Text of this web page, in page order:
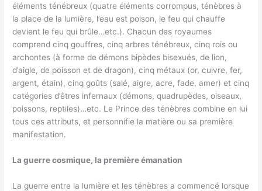
éléments ténébreux (quatre éléments corrompus, ténèbres à
la place de la lumière, l’eau est poison, le feu qui chauffe
devient le feu qui brûle…etc.). Chacun des royaumes
comprend cinq gouffres, cinq arbres ténébreux, cinq rois ou
archontes (à forme de démons bipèdes bisexués, de lion,
d’aigle, de poisson et de dragon), cinq métaux (or, cuivre, fer,
argent, étain), cinq goûts (salé, aigre, acre, fade, amer) et cinq
catégories d’êtres infernaux (démons, quadrupèdes, oiseaux,
poissons, reptiles)…etc. Le Prince des ténèbres combine en lui
tous ces attributs, et personnifie la matière ou sa première
manifestation.
La guerre cosmique, la première émanation
La guerre entre la lumière et les ténèbres a commencé lorsque